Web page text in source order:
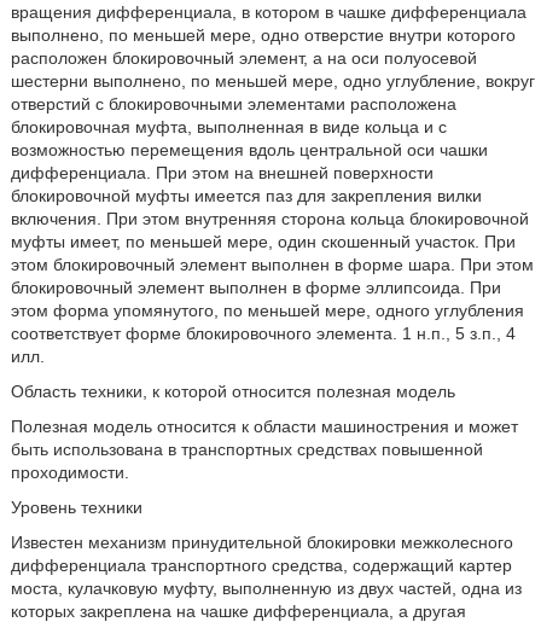
вращения дифференциала, в котором в чашке дифференциала
выполнено, по меньшей мере, одно отверстие внутри которого
расположен блокировочный элемент, а на оси полуосевой
шестерни выполнено, по меньшей мере, одно углубление, вокруг
отверстий с блокировочными элементами расположена
блокировочная муфта, выполненная в виде кольца и с
возможностью перемещения вдоль центральной оси чашки
дифференциала. При этом на внешней поверхности
блокировочной муфты имеется паз для закрепления вилки
включения. При этом внутренняя сторона кольца блокировочной
муфты имеет, по меньшей мере, один скошенный участок. При
этом блокировочный элемент выполнен в форме шара. При этом
блокировочный элемент выполнен в форме эллипсоида. При
этом форма упомянутого, по меньшей мере, одного углубления
соответствует форме блокировочного элемента. 1 н.п., 5 з.п., 4
илл.
Область техники, к которой относится полезная модель
Полезная модель относится к области машинострения и может
быть использована в транспортных средствах повышенной
проходимости.
Уровень техники
Известен механизм принудительной блокировки межколесного
дифференциала транспортного средства, содержащий картер
моста, кулачковую муфту, выполненную из двух частей, одна из
которых закреплена на чашке дифференциала, а другая